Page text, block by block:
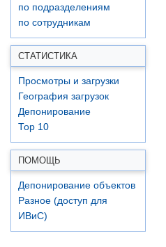
по подразделениям
по сотрудникам
СТАТИСТИКА
Просмотры и загрузки
География загрузок
Депонирование
Top 10
ПОМОЩЬ
Депонирование объектов
Разное (доступ для
ИВиС)